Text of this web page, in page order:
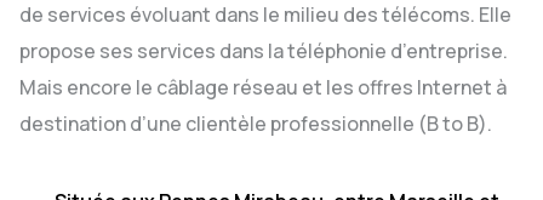
de services évoluant dans le milieu des télécoms. Elle
propose ses services dans la téléphonie d’entreprise.
Mais encore le câblage réseau et les offres Internet à
destination d’une clientèle professionnelle (B to B).